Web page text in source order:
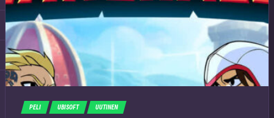
PELI UBISOFT UUTINEN